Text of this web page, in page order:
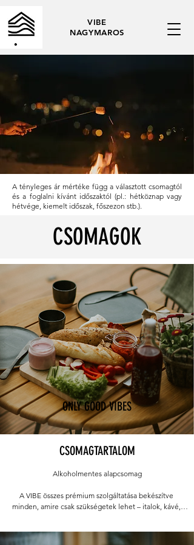
VIBE
NAGYMAROS
A tényleges ár mértéke függ a választott csomagtól
és a foglalni kívánt időszaktól (pl.: hétköznap vagy
hétvége, kiemelt időszak, főszezon stb.).
CSOMAGOK
ONLY GOOD VIBES
CSOMAGTARTALOM
Alkoholmentes alapcsomag
A VIBE összes prémium szolgáltatása bekészítve
minden, amire csak szükségetek lehet – italok, kávé,